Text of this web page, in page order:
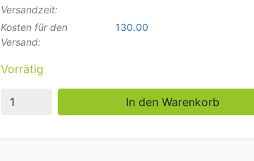
Versandzeit:
Kosten für den
Versand:
130.00
Vorrätig
Edelstahl HCB Gekühlte Werkbank 2 Türen
In den Warenkorb